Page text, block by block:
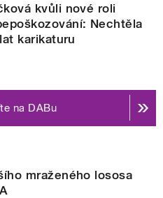
kvůli nové roli
Nechtěla
karikaturu
na DABu
mraženého lososa